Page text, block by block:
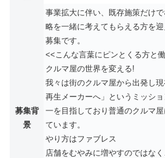
募集背
景
事業拡大に伴い、既存施策だけ
略を一緒に考えてもらえる方を
募集です。
<<こんな言葉にピンとくる方と
クルマ屋の世界を変える!
我々は街のクルマ屋から出発し
再生メーカーへ」というミッシ
一を目指しており普通のクルマ
ています。
やり方はファブレス
店舗をむやみに増やすのではな